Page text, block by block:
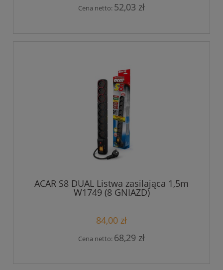
Cena netto: 52,03 zł
ACAR S8 DUAL Listwa zasilająca 1,5m
W1749 (8 GNIAZD)
84,00 zł
Cena netto: 68,29 zł